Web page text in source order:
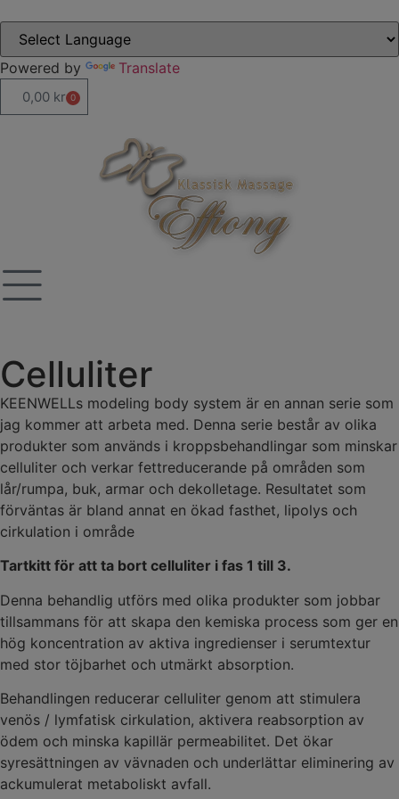
Powered by Translate
0,00 kr 0
Celluliter
KEENWELLs modeling body system är en annan serie som
jag kommer att arbeta med. Denna serie består av olika
produkter som används i kroppsbehandlingar som minskar
celluliter och verkar fettreducerande på områden som
lår/rumpa, buk, armar och dekolletage. Resultatet som
förväntas är bland annat en ökad fasthet, lipolys och
cirkulation i område
Tartkitt för att ta bort celluliter i fas 1 till 3.
Denna behandlig utförs med olika produkter som jobbar
tillsammans för att skapa den kemiska process som ger en
hög koncentration av aktiva ingredienser i serumtextur
med stor töjbarhet och utmärkt absorption.
Behandlingen reducerar celluliter genom att stimulera
venös / lymfatisk cirkulation, aktivera reabsorption av
ödem och minska kapillär permeabilitet. Det ökar
syresättningen av vävnaden och underlättar eliminering av
ackumulerat metaboliskt avfall.